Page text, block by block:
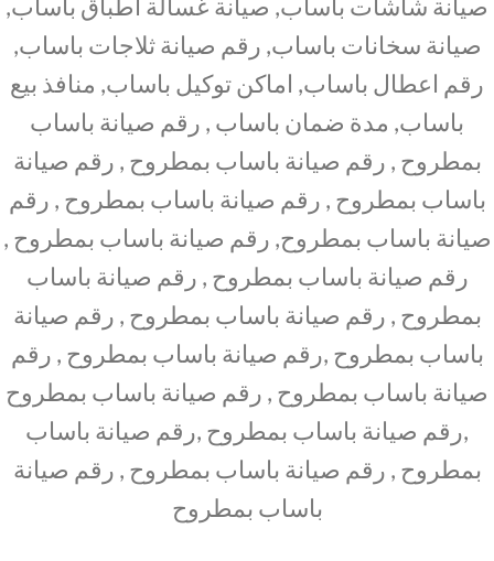
صيانة شاشات باساب, صيانة غسالة اطباق باساب,
صيانة سخانات باساب, رقم صيانة ثلاجات باساب,
رقم اعطال باساب, اماكن توكيل باساب, منافذ بيع
باساب, مدة ضمان باساب , رقم صيانة باساب
بمطروح , رقم صيانة باساب بمطروح , رقم صيانة
باساب بمطروح , رقم صيانة باساب بمطروح , رقم
صيانة باساب بمطروح, رقم صيانة باساب بمطروح ,
رقم صيانة باساب بمطروح , رقم صيانة باساب
بمطروح , رقم صيانة باساب بمطروح , رقم صيانة
باساب بمطروح ,رقم صيانة باساب بمطروح , رقم
صيانة باساب بمطروح , رقم صيانة باساب بمطروح
,رقم صيانة باساب بمطروح ,رقم صيانة باساب
بمطروح , رقم صيانة باساب بمطروح , رقم صيانة
باساب بمطروح